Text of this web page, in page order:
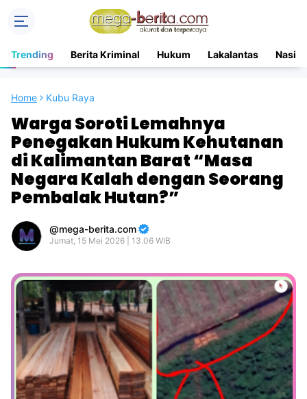
Trending Berita Kriminal Hukum Lakalantas
Home Kubu Raya
Warga Soroti Lemahnya
Penegakan Hukum Kehutanan
di Kalimantan Barat “Masa
Negara Kalah dengan Seorang
Pembalak Hutan?”
mega-berita.com
Jumat, 15 Mei 2026 | 13.06 WIB